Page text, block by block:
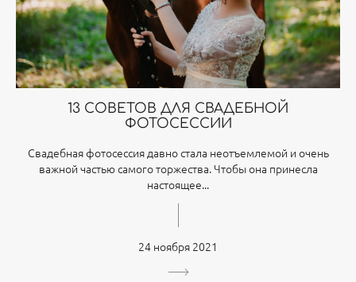
13 СОВЕТОВ ДЛЯ СВАДЕБНОЙ
ФОТОСЕССИИ
Свадебная фотосессия давно стала неотъемлемой и очень
важной частью самого торжества. Чтобы она принесла
настоящее...
24 ноября 2021